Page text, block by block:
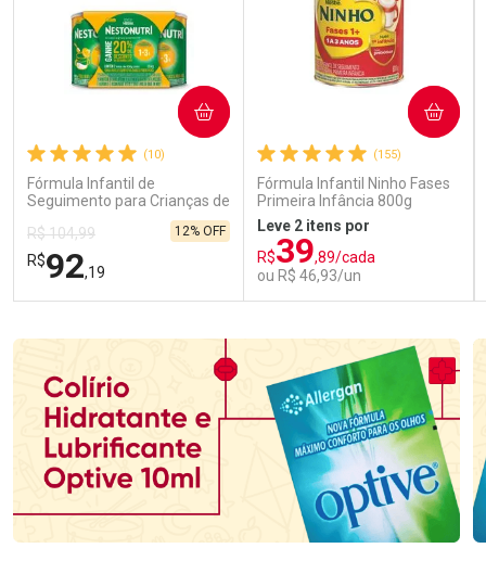
(10)
Fórmula Infantil de
Seguimento para Crianças de
Primeira Infância Nestonutri
2 Unidades de 800g cada
R$ 104,99
R$92,19
12% OFF
COMPRAR
(155)
Fórmula Infantil Ninho Fases
Primeira Infância 800g
Leve 2 itens por
R$39,89/cada
ou R$ 46,93/un
COMPRAR
Laboratório
Por Menos